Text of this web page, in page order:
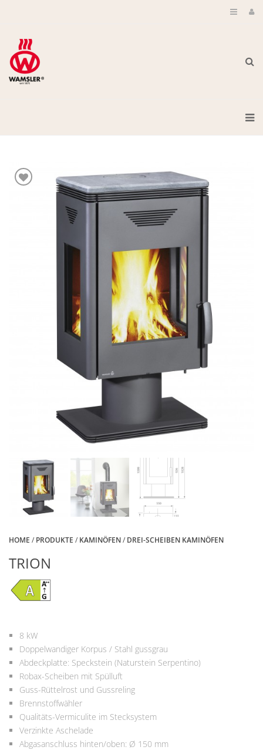
HOME / PRODUKTE / KAMINÖFEN/ DREI-SCHEIBEN KAMINÖFEN
TRION
8 kW
Doppelwandiger Korpus / Stahl gussgrau
Abdeckplatte: Speckstein (Naturstein Serpentino)
Robax-Scheiben mit Spülluft
Guss-Rüttelrost und Gussreling
Brennstoffwähler
Qualitäts-Vermiculite im Stecksystem
Verzinkte Aschelade
Abgasanschluss hinten/oben: Ø 150 mm